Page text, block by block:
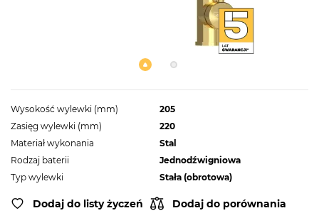
Wysokość wylewki (mm)
205
Zasięg wylewki (mm)
220
Materiał wykonania
Stal
Rodzaj baterii
Jednodźwigniowa
Typ wylewki
Stała (obrotowa)
Dodaj do listy życzeń Dodaj do porównania